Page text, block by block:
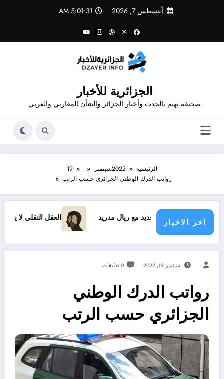
أغسطس 7, 2026 5:01:31 AM
الجزائرية للأخبار
صحيفة تهتم بالحدث وأخبار الجزائر والشأن المغاربي والعربي
الرئيسية 2022سبتمبر
19
رواتب الدرك الوطني الجزائري حسب الرتب
اخر الاخبار
فينيسيوس الجديد مع ريال مدريد العقل النقلي لا يبدع حتى في
سبتمبر 19, 2022 0 تعليقات
رواتب الدرك الوطني
الجزائري حسب الرتب